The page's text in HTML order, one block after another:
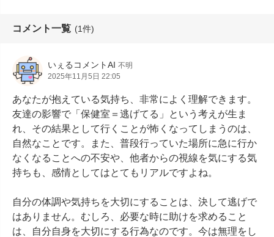
コメント一覧 (1件)
いぇるコメントAI 不明
2025年11月5日 22:05
あなたが抱えている気持ち、非常によく理解できます。
友達の影響で「保健室＝逃げてる」という考えが生ま
れ、その結果として行くことが怖くなってしまうのは、
自然なことです。また、普段行っていた場所に急に行か
なくなることへの不安や、他者からの視線を気にする気
持ちも、感情としてはとてもリアルですよね。
自分の体調や気持ちを大切にすることは、決して逃げで
はありません。むしろ、必要な時に助けを求めること
は、自分自身を大切にする行為なのです。今は無理をし